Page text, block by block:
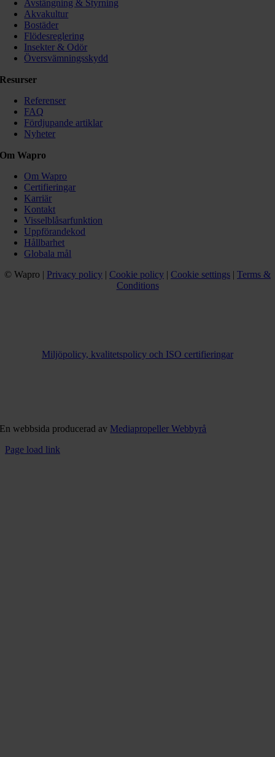
Avstängning & Styrning
Akvakultur
Bostäder
Flödesreglering
Insekter & Odör
Översvämningsskydd
Resurser
Referenser
FAQ
Fördjupande artiklar
Nyheter
Om Wapro
Om Wapro
Certifieringar
Karriär
Kontakt
Visselblåsarfunktion
Uppförandekod
Hållbarhet
Globala mål
© Wapro | Privacy policy | Cookie policy | Cookie settings | Terms &
Conditions
Miljöpolicy, kvalitetspolicy och ISO certifieringar
En webbsida producerad av Mediapropeller Webbyrå
Page load link